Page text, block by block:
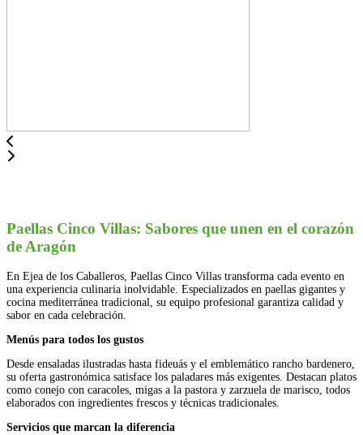
Paellas Cinco Villas: Sabores que unen en el corazón
de Aragón
En Ejea de los Caballeros, Paellas Cinco Villas transforma cada evento en
una experiencia culinaria inolvidable. Especializados en paellas gigantes y
cocina mediterránea tradicional, su equipo profesional garantiza calidad y
sabor en cada celebración.
Menús para todos los gustos
Desde ensaladas ilustradas hasta fideuás y el emblemático rancho bardenero,
su oferta gastronómica satisface los paladares más exigentes. Destacan platos
como conejo con caracoles, migas a la pastora y zarzuela de marisco, todos
elaborados con ingredientes frescos y técnicas tradicionales.
Servicios que marcan la diferencia